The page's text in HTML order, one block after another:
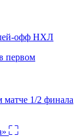
офф НХЛ
1/2 финала